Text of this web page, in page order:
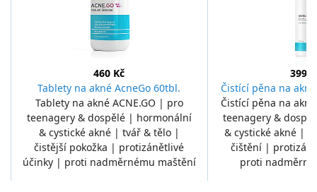
460 Kč
Tablety na akné AcneGo 60tbl.
Tablety na akné ACNE.GO | pro
teenagery & dospělé | hormonální
& cystické akné | tvář & tělo |
čistější pokožka | protizánětlivé
účinky | proti nadměrnému maštění
399
Čistící pěna na
Čistící pěna na
teenagery &
& cystické akné |
čištění |
proti